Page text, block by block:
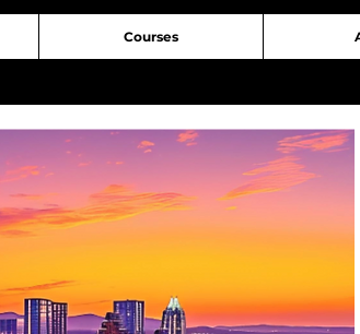
Courses